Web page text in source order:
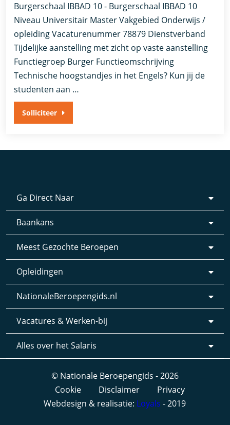
Burgerschaal IBBAD 10 - Burgerschaal IBBAD 10
Niveau Universitair Master Vakgebied Onderwijs /
opleiding Vacaturenummer 78879 Dienstverband
Tijdelijke aanstelling met zicht op vaste aanstelling​​
Functiegroep Burger​ Functieomschrijving
Technische hoogstandjes in het Engels? Kun jij de
studenten aan …
Solliciteer
Ga Direct Naar
Baankans
Meest Gezochte Beroepen
Opleidingen
NationaleBeroepengids.nl
Vacatures & Werken-bij
Alles over het Salaris
© Nationale Beroepengids - 2026
Cookie
Disclaimer
Privacy
Webdesign & realisatie: Loyals - 2019